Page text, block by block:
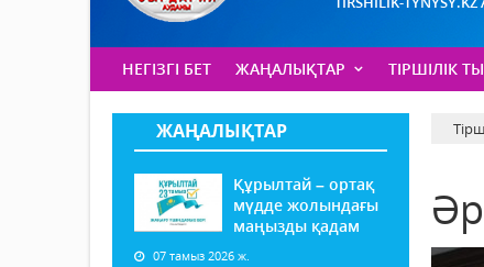
НЕГІЗГІ БЕТ ЖАҢАЛЫҚТАР ТІРШІЛІК
ЖАҢАЛЫҚТАР
Құрылтай – ортақ
мүдде жолындағы
маңызды қадам
07 тамыз 2026 ж.